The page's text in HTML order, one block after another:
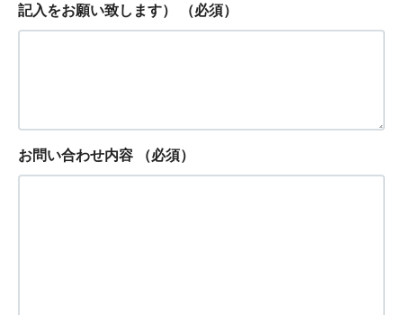
記入をお願い致します）
（必須）
お問い合わせ内容 （必須）